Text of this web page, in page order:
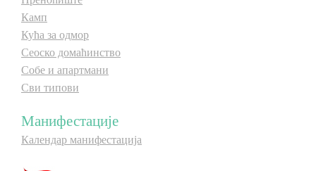
Камп
Кућа за одмор
Сеоско домаћинство
Собе и апартмани
Сви типови
Манифестације
Календар манифестација